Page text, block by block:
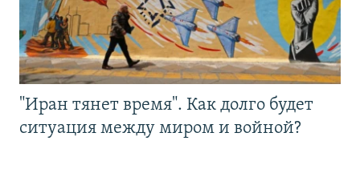
"Иран тянет время". Как долго будет
ситуация между миром и войной?